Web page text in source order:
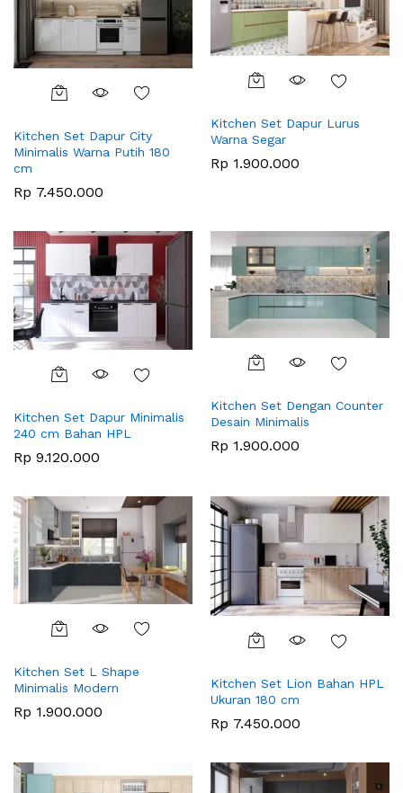
Kitchen Set Dapur City
Minimalis Warna Putih 180
cm
Rp 7.450.000
Kitchen Set Dapur Lurus
Warna Segar
Rp 1.900.000
Kitchen Set Dapur Minimalis
240 cm Bahan HPL
Rp 9.120.000
Kitchen Set Dengan Counter
Desain Minimalis
Rp 1.900.000
Kitchen Set L Shape
Minimalis Modern
Rp 1.900.000
Kitchen Set Lion Bahan HPL
Ukuran 180 cm
Rp 7.450.000